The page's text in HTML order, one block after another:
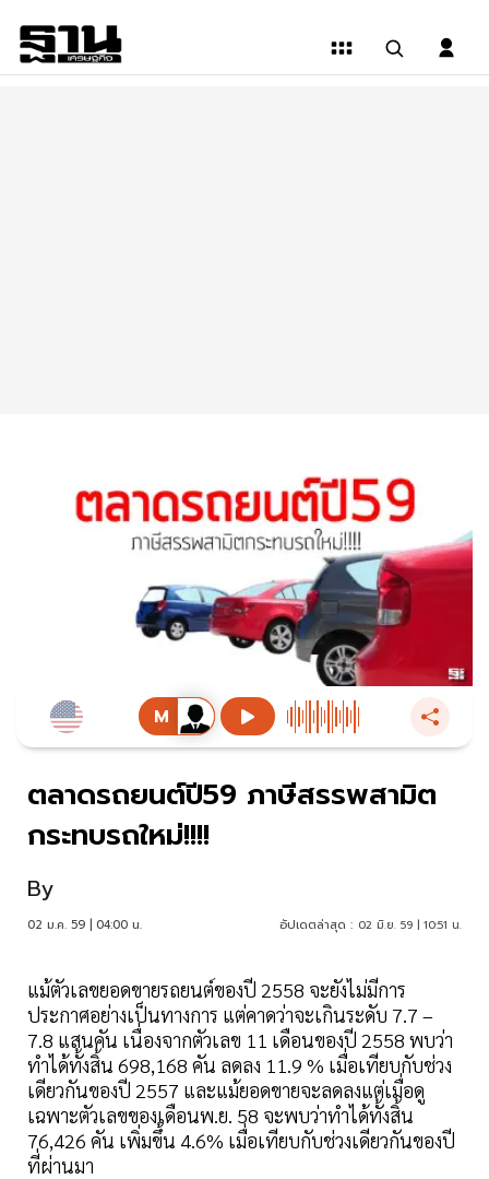
ตลาดรถยนต์ปี59 ภาษีสรรพสามิต
กระทบรถใหม่!!!!
By
02 ม.ค. 59 | 04:00 น. อัปเดตล่าสุด : 02 มิ.ย. 59 | 10:51 น.
แม้ตัวเลขยอดขายรถยนต์ของปี 2558 จะยังไม่มีการ
ประกาศอย่างเป็นทางการ แต่คาดว่าจะเกินระดับ 7.7 –
7.8 แสนคัน เนื่องจากตัวเลข 11 เดือนของปี 2558 พบว่า
ทำได้ทั้งสิ้น 698,168 คัน ลดลง 11.9 % เมื่อเทียบกับช่วง
เดียวกันของปี 2557 และแม้ยอดขายจะลดลงแต่เมื่อดู
เฉพาะตัวเลขของเดือนพ.ย. 58 จะพบว่าทำได้ทั้งสิ้น
76,426 คัน เพิ่มขึ้น 4.6% เมื่อเทียบกับช่วงเดียวกันของปี
ที่ผ่านมา